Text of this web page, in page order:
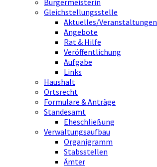
Gleichstellungsstelle
Aktuelles/Veranstaltungen
Angebote
Rat & Hilfe
Veröffentlichung
Aufgabe
Links
Haushalt
Ortsrecht
Formulare & Anträge
Standesamt
Eheschließung
Verwaltungsaufbau
Organigramm
Stabsstellen
Ämter